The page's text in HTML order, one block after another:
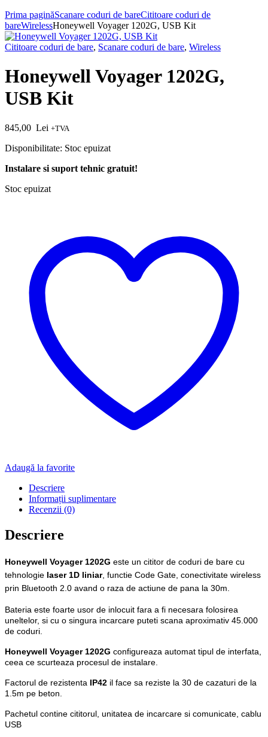
Prima paginăScanare coduri de bareCititoare coduri de
bareWirelessHoneywell Voyager 1202G, USB Kit
Cititoare coduri de bare, Scanare coduri de bare, Wireless
Honeywell Voyager 1202G,
USB Kit
845,00 Lei +TVA
Disponibilitate: Stoc epuizat
Instalare si suport tehnic gratuit!
Stoc epuizat
Adaugă la favorite
Descriere
Informații suplimentare
Recenzii (0)
Descriere
Honeywell Voyager 1202G este un cititor de coduri de bare cu
tehnologie laser 1D liniar, functie Code Gate, conectivitate wireless
prin Bluetooth 2.0 avand o raza de actiune de pana la 30m.
Bateria este foarte usor de inlocuit fara a fi necesara folosirea
uneltelor, si cu o singura incarcare puteti scana aproximativ 45.000
de coduri.
Honeywell Voyager 1202G configureaza automat tipul de interfata,
ceea ce scurteaza procesul de instalare.
Factorul de rezistenta IP42 il face sa reziste la 30 de cazaturi de la
1.5m pe beton.
Pachetul contine cititorul, unitatea de incarcare si comunicate, cablu
USB